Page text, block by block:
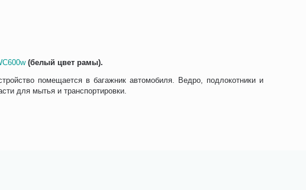
(белый цвет рамы).
помещается в багажник автомобиля. Ведро, подлокотники и
для мытья и транспортировки.